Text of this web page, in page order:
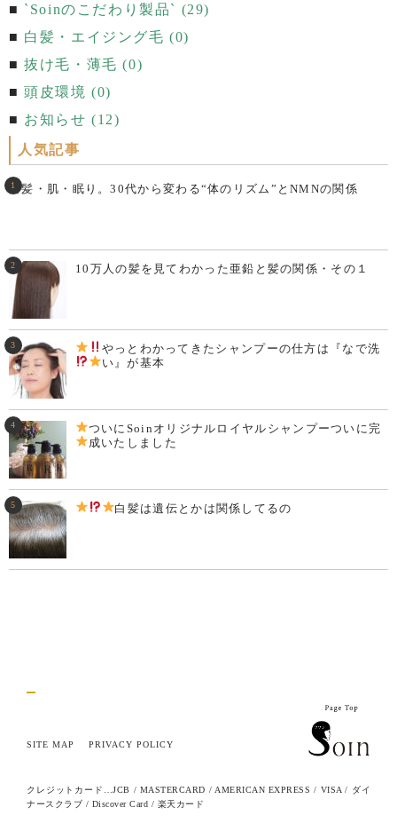
`Soinのこだわり製品` (29)
白髪・エイジング毛 (0)
抜け毛・薄毛 (0)
頭皮環境 (0)
お知らせ (12)
人気記事
白髪・肌・眠り。30代から変わる“体のリズム”とNMNの関係
10万人の髪を見てわかった亜鉛と髪の関係・その１
やっとわかってきた シャンプーの仕方は『なで洗
い 』が基本
ついにSoinオリジナルロイヤルシャンプーついに完
成いたしました
白髪は遺伝とかは関係してるの
SITE MAP PRIVACY POLICY
クレジットカード…JCB / MASTERCARD / AMERICAN EXPRESS / VISA / ダイ
ナースクラブ / Discover Card / 楽天カード